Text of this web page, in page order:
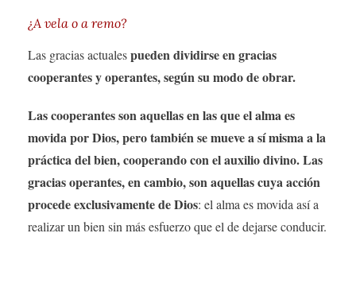
¿A vela o a remo?
Las gracias actualespueden dividirse en gracias
cooperantes y operantes, según su modo de obrar.
Las cooperantes son aquellas en las que el alma es
movida por Dios, pero también se mueve a sí misma a la
práctica del bien, cooperando con el auxilio divino. Las
gracias operantes, en cambio, son aquellas cuya acción
procede exclusivamente de Dios: el alma es movida así a
realizar un bien sin más esfuerzo que el de dejarse conducir.